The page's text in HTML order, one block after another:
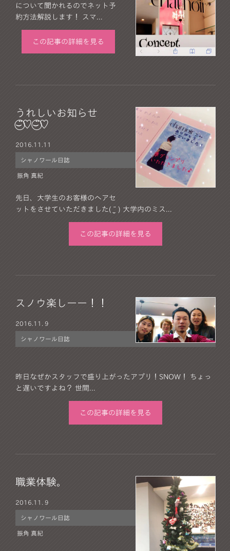
について聞かれるのでネット予
約方法解説します！ スマ...
この記事の詳細を見る
うれしいお知らせ
⌣̈⃝♡⌣̈⃝♡
2016. 11.11
シャノワール日誌
振角 真紀
先日、大学生のお客様のヘアセ
ットをさせていただきました( ¨̮ ) 大学内のミス...
この記事の詳細を見る
スノウ楽しーー！！
2016. 11. 9
シャノワール日誌
昨日なぜかスタッフで盛り上がったアプリ！SNOW！ ちょっ
と遅いですよね？ 世間...
この記事の詳細を見る
職業体験。
2016. 11. 9
シャノワール日誌
振角 真紀